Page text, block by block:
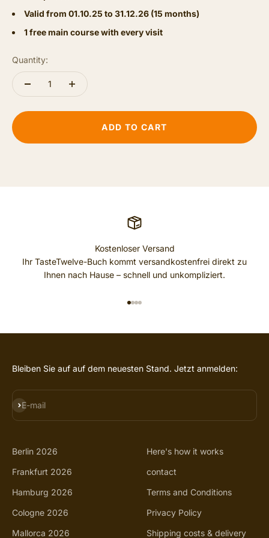
Valid from 01.10.25 to 31.12.26 (15 months)
1 free main course with every visit
Quantity:
ADD TO CART
Kostenloser Versand
Ihr TasteTwelve-Buch kommt versandkostenfrei direkt zu
Ihnen nach Hause – schnell und unkompliziert.
Bleiben Sie auf auf dem neuesten Stand. Jetzt anmelden:
E-mail
SUBSCRIBE
Berlin 2026
Frankfurt 2026
Hamburg 2026
Cologne 2026
Mallorca 2026
Here's how it works
contact
Terms and Conditions
Privacy Policy
Shipping costs & delivery